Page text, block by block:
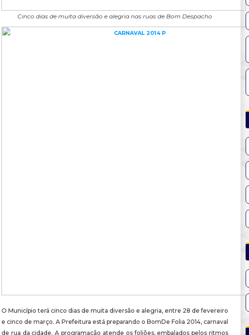
Cinco dias de muita diversão e alegria nas ruas de Bom Despacho
O Município terá cinco dias de muita diversão e alegria, entre 28 de fevereiro
e cinco de março. A Prefeitura está preparando o BomDe Folia 2014, carnaval
de rua da cidade. A programação atende os foliões, embalados pelos ritmos